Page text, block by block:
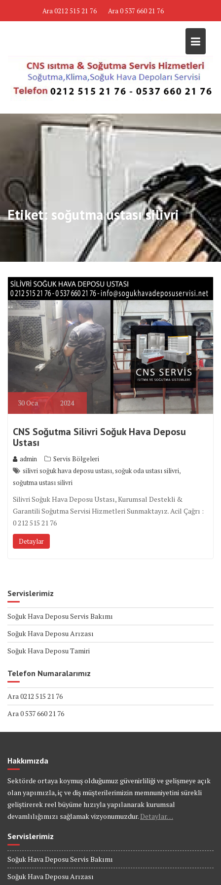
Ara 0212 515 21 76 Ara 0 537 660 21 76
Etiket: soğutma ustası silivri
30Oca 2024
CNS Soğutma Silivri Soğuk Hava Deposu
Ustası
admin
Servis Bölgeleri
silivri soğuk hava deposu ustası,soğuk oda ustası silivri,
soğutma ustası silivri
Silivri Soğuk Hava Deposu Ustası, Kurumsal Destekli &
Garantili Soğutma Servisi Hizmetleri Sunmaktayız. Acil Çağrı :
0 212 515 21 76
Detaylar
Servislerimiz
Soğuk Hava Deposu Servis Bakımı
Soğuk Hava Deposu Arızası
Soğuk Hava Deposu Tamiri
Telefon Numaralarımız
Ara 0212 515 21 76
Ara 0 537 660 21 76
Hakkımızda
Sektörde ortaya koymuş olduğumuz güvenirliliği ve gelişmeye açık
olan yapımızla, iç ve diş müşterilerimizin memnuniyetini sürekli
geliştirerek reel büyüme hızıyla yapılanarak kurumsal
devamlılığımızı sağlamak vizyonumuzdur.Detaylar…
Servislerimiz
Soğuk Hava Deposu Servis Bakımı
Soğuk Hava Deposu Arızası